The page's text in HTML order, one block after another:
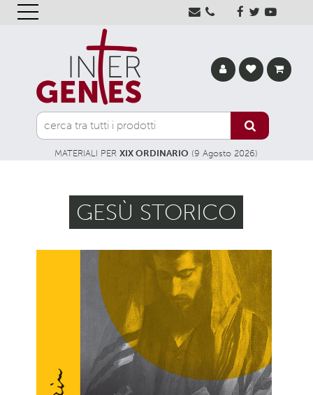
MATERIALI PERXIX ORDINARIO (9 Agosto 2026)
GESÙ STORICO